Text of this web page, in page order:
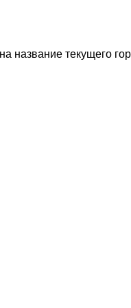
название текущего